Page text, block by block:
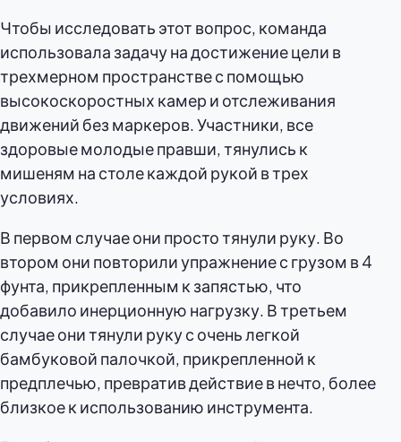
Чтобы исследовать этот вопрос, команда
использовала задачу на достижение цели в
трехмерном пространстве с помощью
высокоскоростных камер и отслеживания
движений без маркеров. Участники, все
здоровые молодые правши, тянулись к
мишеням на столе каждой рукой в трех
условиях.
В первом случае они просто тянули руку. Во
втором они повторили упражнение с грузом в 4
фунта, прикрепленным к запястью, что
добавило инерционную нагрузку. В третьем
случае они тянули руку с очень легкой
бамбуковой палочкой, прикрепленной к
предплечью, превратив действие в нечто, более
близкое к использованию инструмента.